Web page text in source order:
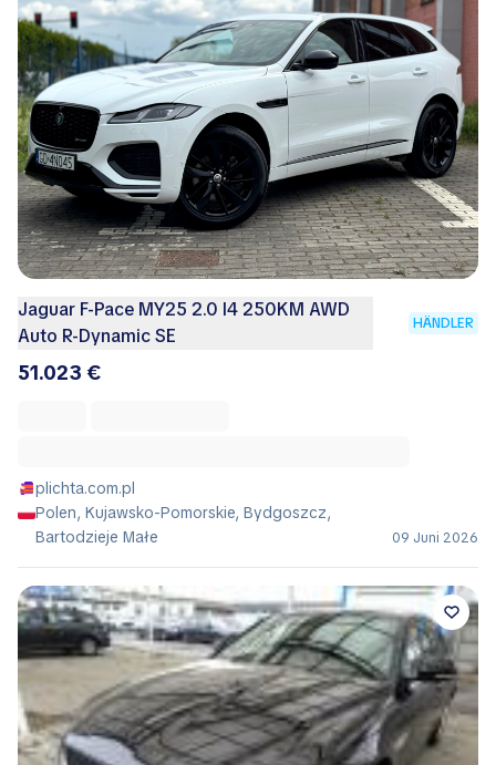
Jaguar F-Pace MY25 2.0 I4 250KM AWD
Auto R-Dynamic SE
HÄNDLER
51.023 €
plichta.com.pl
Polen, Kujawsko-Pomorskie, Bydgoszcz,
Bartodzieje Małe
09 Juni 2026